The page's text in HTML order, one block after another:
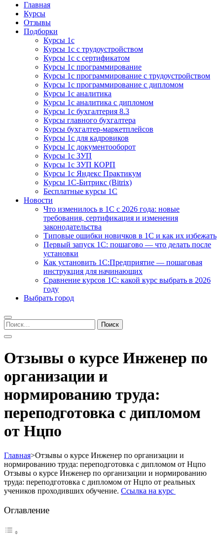
Курсы 1С
Курсы 1С официальная сертификация
Главная
Курсы
Отзывы
Подборки
Курсы 1с
Курсы 1с с трудоустройством
Курсы 1с с сертификатом
Курсы 1с программирование
Курсы 1с программирование с трудоустройством
Курсы 1с программирование с дипломом
Курсы 1с аналитика
Курсы 1с аналитика с дипломом
Курсы 1с бухгалтерия 8.3
Курсы главного бухгалтера
Курсы бухгалтер-маркетплейсов
Курсы 1с для кадровиков
Курсы 1с документооборот
Курсы 1с ЗУП
Курсы 1с ЗУП КОРП
Курсы 1с Яндекс Практикум
Курсы 1С-Битрикс (Bitrix)
Бесплатные курсы 1С
Новости
Что изменилось в 1С с 2026 года: новые
требования, сертификация и изменения
законодательства
Типовые ошибки новичков в 1С и как их избежать
Первый запуск 1С: пошагово — что делать после
установки
Как установить 1С:Предприятие — пошаговая
инструкция для начинающих
Сравнение курсов 1С: какой курс выбрать в 2026
году
Выбрать город
Найти:
Отзывы о курсе Инженер по
организации и
нормированию труда:
переподготовка с дипломом
от Нцпо
Главная>Отзывы о курсе Инженер по организации и
нормированию труда: переподготовка с дипломом от Нцпо
Отзывы о курсе Инженер по организации и нормированию
труда: переподготовка с дипломом от Нцпо от реальных
учеников проходивших обучение. Ссылка на курс
Оглавление